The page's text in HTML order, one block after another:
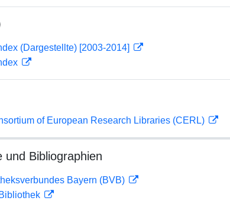
(Dargestellte) [2003-2014]
of European Research Libraries (CERL)
und Bibliographien
Bayern (BVB)